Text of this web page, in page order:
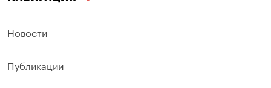
Новости
Публикации